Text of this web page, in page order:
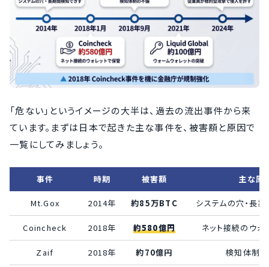
「危ない」というイメージの大半は、過去の流出事件から来
ています。まずは日本で起きた主な事件を、被害額と原因で
一覧にしてみましょう。
事件 時期 被害額 主な原
Mt.Gox 2014年 約85万BTC システムの穴・長
Coincheck 2018年 約580億円 ネット接続のウォ
Zaif 2018年 約70億円 検知体制